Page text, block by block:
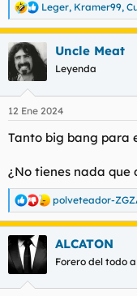
R
e
a
c
c
i
e
:
Leger, Kramer99,
Uncle Meat
Leyenda
12 Ene 2024
Tanto big bang para
¿No tienes nada que
R
e
a
c
i
polveteador-
ALCATON
Forero del todo